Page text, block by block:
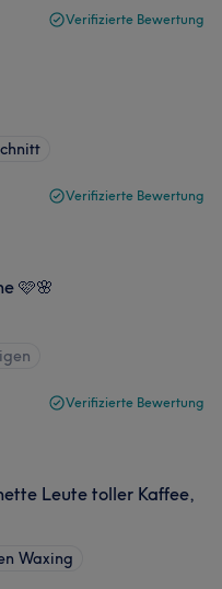
Verifizierte Bewertung
Verifizierte Bewertung
🩷🌸
Verifizierte Bewertung
Leute toller Kaffee,
Waxing